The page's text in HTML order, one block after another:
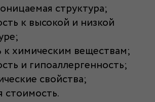
структура;
к высокой и низкой
к химическим веществам;
и гипоаллергенность;
свойства;
стоимость.